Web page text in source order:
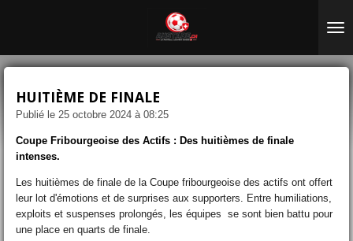
principal
HUITIÈME DE FINALE
Publié le 25 octobre 2024 à 08:25
Coupe Fribourgeoise des Actifs : Des huitièmes de finale
intenses.
Les huitièmes de finale de la Coupe fribourgeoise des actifs ont offert
leur lot d'émotions et de surprises aux supporters. Entre humiliations,
exploits et suspenses prolongés, les équipes se sont bien battu pour
une place en quarts de finale.